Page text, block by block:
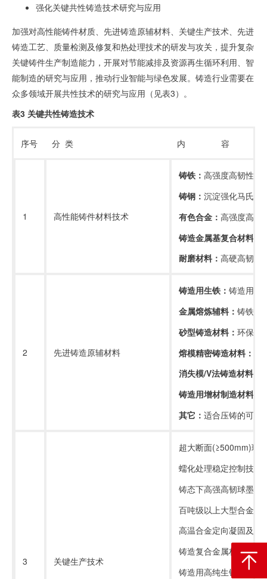
强化关键共性铸造技术研究与应用
加强对高性能铸件材质、先进铸造原辅材料、关键生产技术、先进
铸造工艺、质量检测及修复和热处理技术的研发与攻关，提升复杂
关键铸件生产制造能力，开展对节能减排及资源再生循环利用、智
能制造的研究与应用，推动行业智能与绿色发展。铸造行业需要在
众多领域开展共性技术的研究与应用（见表3）。
表3 关键共性铸造技术
序号 分 类 内 容
1 高性能铸件材料技术
铸铁： 高强度高韧性球
铸钢： 沉淀强化马氏体
有色合金： 高强度高韧
铸造金属基复合材料
耐磨材料： 高硬高韧耐
2 先进铸造原辅材料
铸造用生铁： 铸造用高
金属熔炼辅料： 铸铁生
砂型铸造材料： 环保型
熔模精密铸造材料：
消失模/V法铸造材料：
铸造用增材制造材料：
其它： 适合压铸的可溶
3 关键生产技术
超大断面(≥500mm)球
蠕化处理稳定控制技术
铸态下高强高韧球墨铸
百吨级以上大型合金钢
高温合金定向凝固及单
铸造复合金属材料的生
铸造用高纯生铁、超高
返回顶